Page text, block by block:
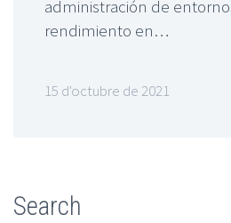
administración de
rendimiento en…
15 d'octubre de 2021
Search